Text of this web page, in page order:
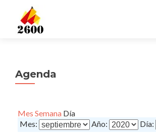
Agenda
Mes Semana Día
Mes:
Año: Día: